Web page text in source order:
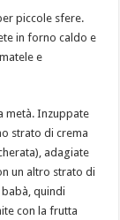
piccole sfere.
in forno caldo e
e
metà. Inzuppate
strato di crema
adagiate
un altro strato di
quindi
con la frutta